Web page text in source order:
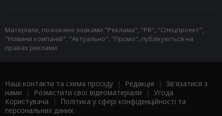
Матеріали, позначені знаками "Реклама", "PR", "Спецпроект",
"Новини компаній", "Актуально", "Промо", публікуються на
правах реклами.
Наші контакти та схема проїзду | Редакція | Зв'язатися з
нами | Розмістити свої відеоматеріали | Угода
Користувача |
Політика у сфері конфіденційності та
персональних даних